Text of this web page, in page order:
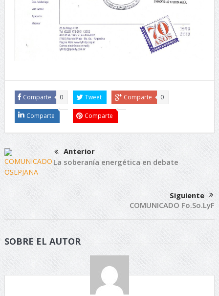
Comparte 0 Tweet Comparte 0
Comparte Comparte
Anterior
La soberanía energética en debate
Siguiente
COMUNICADO Fo.So.LyF
SOBRE EL AUTOR